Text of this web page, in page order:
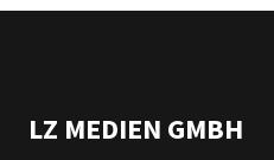
LZ MEDIEN GMBH